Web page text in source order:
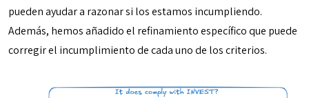
pueden ayudar a razonar si los estamos incumpliendo.
Además, hemos añadido el refinamiento específico que puede
corregir el incumplimiento de cada uno de los criterios.